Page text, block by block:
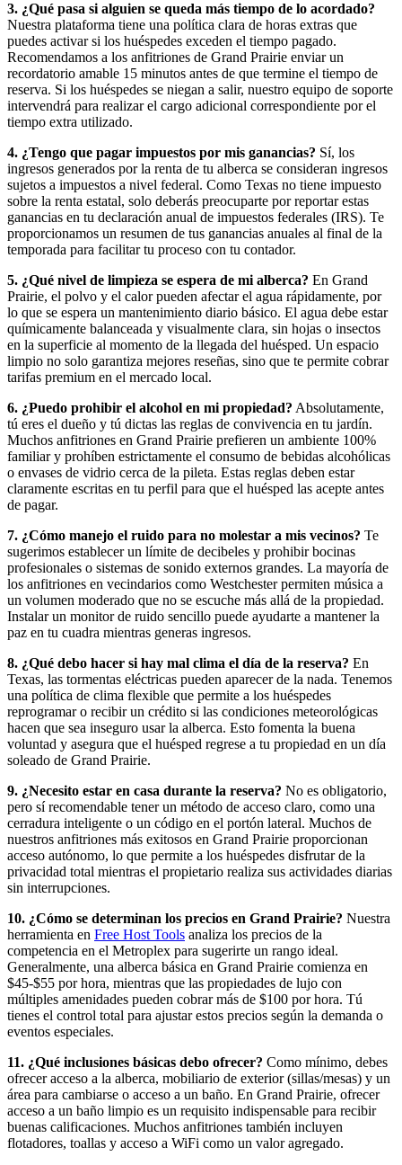
3. ¿Qué pasa si alguien se queda más tiempo de lo acordado?
Nuestra plataforma tiene una política clara de horas extras que
puedes activar si los huéspedes exceden el tiempo pagado.
Recomendamos a los anfitriones de Grand Prairie enviar un
recordatorio amable 15 minutos antes de que termine el tiempo de
reserva. Si los huéspedes se niegan a salir, nuestro equipo de soporte
intervendrá para realizar el cargo adicional correspondiente por el
tiempo extra utilizado.
4. ¿Tengo que pagar impuestos por mis ganancias? Sí, los
ingresos generados por la renta de tu alberca se consideran ingresos
sujetos a impuestos a nivel federal. Como Texas no tiene impuesto
sobre la renta estatal, solo deberás preocuparte por reportar estas
ganancias en tu declaración anual de impuestos federales (IRS). Te
proporcionamos un resumen de tus ganancias anuales al final de la
temporada para facilitar tu proceso con tu contador.
5. ¿Qué nivel de limpieza se espera de mi alberca? En Grand
Prairie, el polvo y el calor pueden afectar el agua rápidamente, por
lo que se espera un mantenimiento diario básico. El agua debe estar
químicamente balanceada y visualmente clara, sin hojas o insectos
en la superficie al momento de la llegada del huésped. Un espacio
limpio no solo garantiza mejores reseñas, sino que te permite cobrar
tarifas premium en el mercado local.
6. ¿Puedo prohibir el alcohol en mi propiedad? Absolutamente,
tú eres el dueño y tú dictas las reglas de convivencia en tu jardín.
Muchos anfitriones en Grand Prairie prefieren un ambiente 100%
familiar y prohíben estrictamente el consumo de bebidas alcohólicas
o envases de vidrio cerca de la pileta. Estas reglas deben estar
claramente escritas en tu perfil para que el huésped las acepte antes
de pagar.
7. ¿Cómo manejo el ruido para no molestar a mis vecinos? Te
sugerimos establecer un límite de decibeles y prohibir bocinas
profesionales o sistemas de sonido externos grandes. La mayoría de
los anfitriones en vecindarios como Westchester permiten música a
un volumen moderado que no se escuche más allá de la propiedad.
Instalar un monitor de ruido sencillo puede ayudarte a mantener la
paz en tu cuadra mientras generas ingresos.
8. ¿Qué debo hacer si hay mal clima el día de la reserva? En
Texas, las tormentas eléctricas pueden aparecer de la nada. Tenemos
una política de clima flexible que permite a los huéspedes
reprogramar o recibir un crédito si las condiciones meteorológicas
hacen que sea inseguro usar la alberca. Esto fomenta la buena
voluntad y asegura que el huésped regrese a tu propiedad en un día
soleado de Grand Prairie.
9. ¿Necesito estar en casa durante la reserva? No es obligatorio,
pero sí recomendable tener un método de acceso claro, como una
cerradura inteligente o un código en el portón lateral. Muchos de
nuestros anfitriones más exitosos en Grand Prairie proporcionan
acceso autónomo, lo que permite a los huéspedes disfrutar de la
privacidad total mientras el propietario realiza sus actividades diarias
sin interrupciones.
10. ¿Cómo se determinan los precios en Grand Prairie? Nuestra
herramienta en Free Host Tools analiza los precios de la
competencia en el Metroplex para sugerirte un rango ideal.
Generalmente, una alberca básica en Grand Prairie comienza en
$45-$55 por hora, mientras que las propiedades de lujo con
múltiples amenidades pueden cobrar más de $100 por hora. Tú
tienes el control total para ajustar estos precios según la demanda o
eventos especiales.
11. ¿Qué inclusiones básicas debo ofrecer? Como mínimo, debes
ofrecer acceso a la alberca, mobiliario de exterior (sillas/mesas) y un
área para cambiarse o acceso a un baño. En Grand Prairie, ofrecer
acceso a un baño limpio es un requisito indispensable para recibir
buenas calificaciones. Muchos anfitriones también incluyen
flotadores, toallas y acceso a WiFi como un valor agregado.